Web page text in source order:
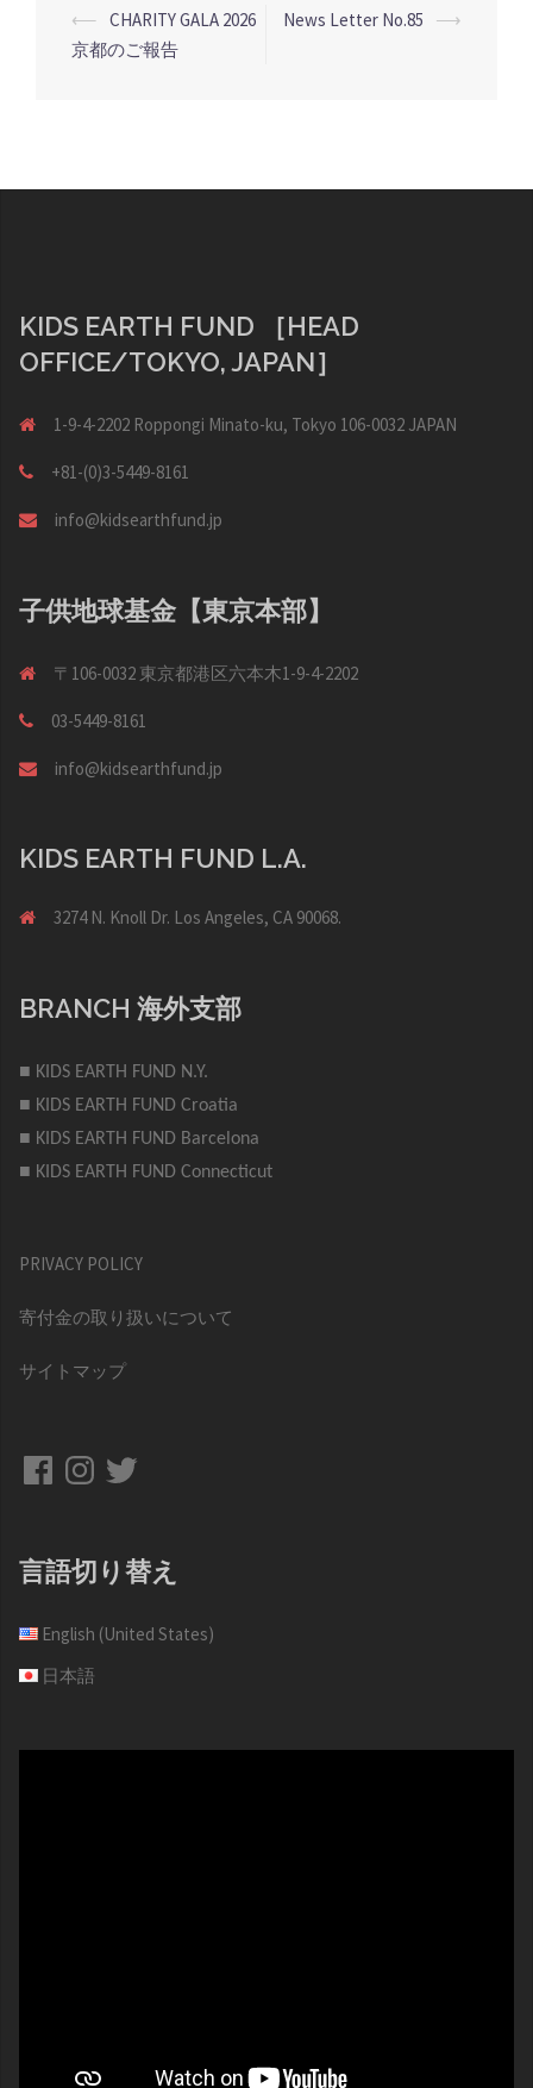
投
稿
ー
ン
⟵ CHARITY GALA 2026
京都のご報告
News Letter No.85 ⟶
KIDS EARTH FUND ［HEAD
OFFICE/TOKYO, JAPAN］
1-9-4-2202 Roppongi Minato-ku, Tokyo 106-0032 JAPAN
+81-(0)3-5449-8161
info@kidsearthfund.jp
子供地球基金【東京本部】
〒106-0032 東京都港区六本木1-9-4-2202
03-5449-8161
info@kidsearthfund.jp
KIDS EARTH FUND L.A.
3274 N. Knoll Dr. Los Angeles, CA 90068.
BRANCH 海外支部
■ KIDS EARTH FUND N.Y.
■ KIDS EARTH FUND Croatia
■ KIDS EARTH FUND Barcelona
■ KIDS EARTH FUND Connecticut
PRIVACY POLICY
寄付金の取り扱いについて
サイトマップ
FacebookInstagram
Twitter
言語切り替え
English (United States)
日本語